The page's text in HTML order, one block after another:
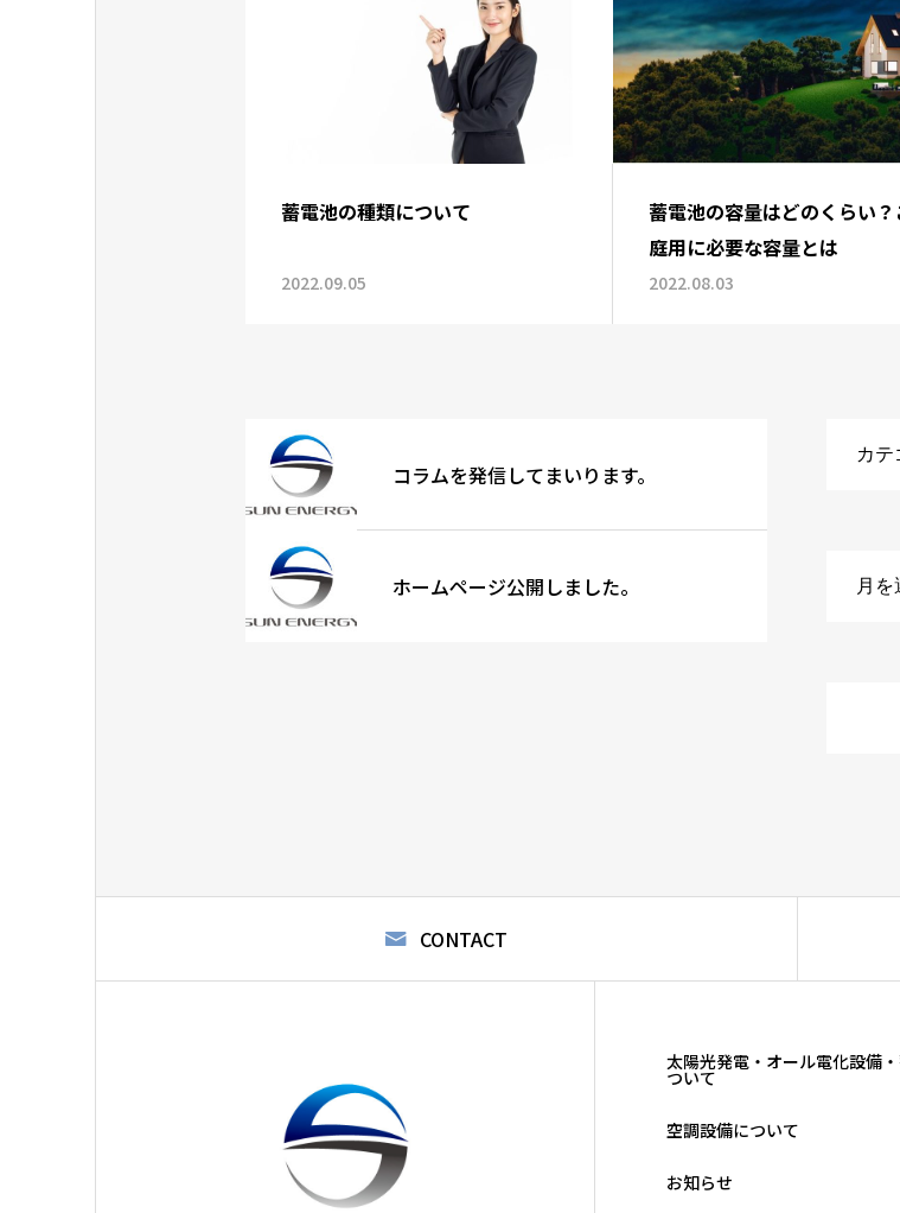
蓄電池の種類について
2022.09.05
蓄電池の容量はどのくらい
庭用に必要な容量とは
2022.08.03
コラムを発信してまいります。
ホームページ公開しました。
CONTACT
太陽光発電・オール電化設備
ついて
空調設備について
お知らせ